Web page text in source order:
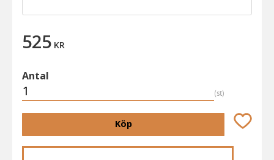
525 KR
Antal
st
Köp Lägg till